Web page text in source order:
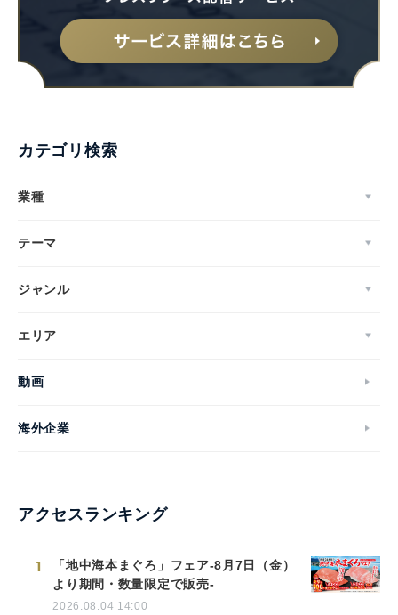
カテゴリ検索
業種
テーマ
ジャンル
エリア
動画
海外企業
アクセスランキング
1
「地中海本まぐろ」フェア-8月7日（金）
より期間・数量限定で販売-
2026.08.04 14:00